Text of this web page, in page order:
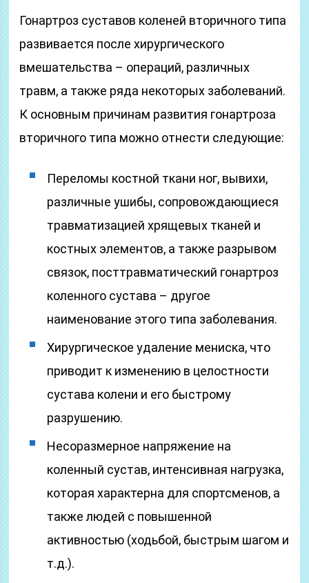
Гонартроз суставов коленей вторичного типа
развивается после хирургического
вмешательства – операций, различных
травм, а также ряда некоторых заболеваний.
К основным причинам развития гонартроза
вторичного типа можно отнести следующие:
Переломы костной ткани ног, вывихи,
различные ушибы, сопровождающиеся
травматизацией хрящевых тканей и
костных элементов, а также разрывом
связок, посттравматический гонартроз
коленного сустава – другое
наименование этого типа заболевания.
Хирургическое удаление мениска, что
приводит к изменению в целостности
сустава колени и его быстрому
разрушению.
Несоразмерное напряжение на
коленный сустав, интенсивная нагрузка,
которая характерна для спортсменов, а
также людей с повышенной
активностью (ходьбой, быстрым шагом и
т.д.).